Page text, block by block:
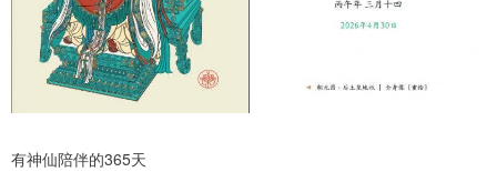
有神仙陪伴的365天